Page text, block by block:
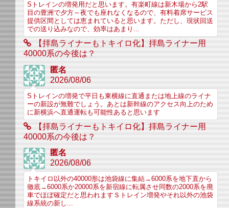
Sトレインの増発用だと思います。有楽町線は新木場から2駅
目の豊洲で夕方～夜でも座れなくなるので、有料着席サービス
提供区間としては恵まれていると思います。ただし、現状回送
での送り込みなので、効率はあまり...
【拝島ライナーもトキイロ化】拝島ライナー用
40000系の今後は？
匿名
2026/08/06
Sトレインの増発で平日も東横線に直通または地上線のライナ
ーの新設が無難でしょう。あとは新幹線のアクセス向上のため
に新横浜へ直通運転も可能性あると思います
【拝島ライナーもトキイロ化】拝島ライナー用
40000系の今後は？
匿名
2026/08/06
トキイロ以外の40000形は池袋線に集結→6000系を地下直から
徹底→6000系か20000系を新宿線に転属させ同数の2000系を廃
車でほぼ確定だと思われますＳトレイン増発やそれ以外の池袋
線系統の新し...